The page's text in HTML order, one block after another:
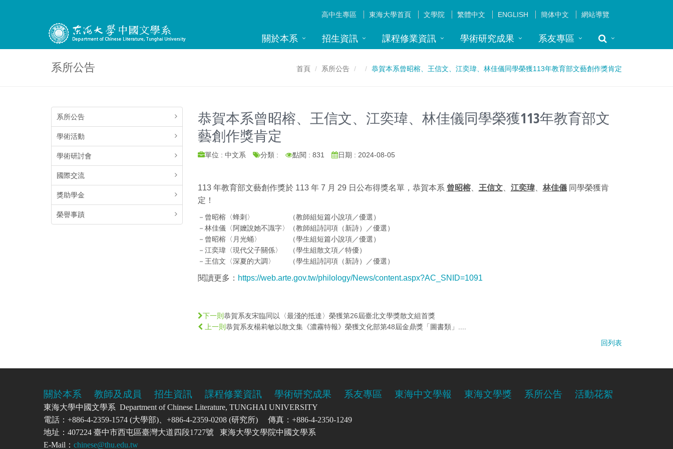
高中生專區 東海大學首頁 文學院 繁體中文 ENGLISH 簡体中文 網站導覽
關於本系 招生資訊 課程修業資訊 學術研究成果 系友專區
系所公告 首頁 系所公告 恭賀本系曾昭榕、王信文、江奕瑋、林佳儀同學榮獲113年教育部文藝創作獎肯定
系所公告
學術活動
學術研討會
國際交流
獎助學金
榮譽事蹟
恭賀本系曾昭榕、王信文、江奕瑋、林佳儀同學榮獲113年教育部文
藝創作獎肯定
單位 : 中文系 分類 : 點閱 : 831 日期 : 2024-08-05
113 年教育部文藝創作獎於 113 年 7 月 29 日公布得獎名單，恭賀本系 曾昭榕、 王信文、 江奕瑋、 林佳儀同學榮獲肯
定！
－曾昭榕〈蜂刺〉 （教師組短篇小說項／優選）
－林佳儀〈阿嬤說她不識字〉（教師組詩詞項（新詩）／優選）
－曾昭榕〈月光蛹〉 （學生組短篇小說項／優選）
－江奕瑋〈現代父子關係〉 （學生組散文項／特優）
－王信文〈深夏的大調〉 （學生組詩詞項（新詩）／優選）
閱讀更多： https://web.arte.gov.tw/philology/News/content.aspx?AC_SNID=1091
下一則 恭賀系友宋臨同以〈最淺的抵達〉榮獲第26屆臺北文學獎散文組首獎
上一則 恭賀系友楊莉敏以散文集《濃霧特報》榮獲文化部第48屆金鼎獎「圖書類」....
回列表
關於本系 教師及成員 招生資訊 課程修業資訊 學術研究成果 系友專區 東海中文學報 東海文學獎 系所公告 活動花絮
東海大學中國文學系 Department of Chinese Literature, TUNGHAI UNIVERSITY
電話：+886-4-2359-1574 (大學部)、+886-4-2359-0208 (研究所) 傳真：+886-4-2350-1249
地址：407224 臺中市西屯區臺灣大道四段1727號 東海大學文學院中國文學系
E-Mail： chinese@thu.edu.tw